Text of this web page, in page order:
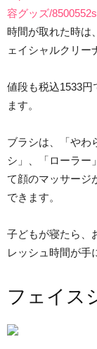
容グッズ/
時間が取れた時は
ェイシャルクリー
値段も税込1533円
ます。
ブラシは、「やわ
シ」、「ローラー
て顔のマッサージ
できます。
子どもが寝たら、
レッシュ時間が手
フェイス